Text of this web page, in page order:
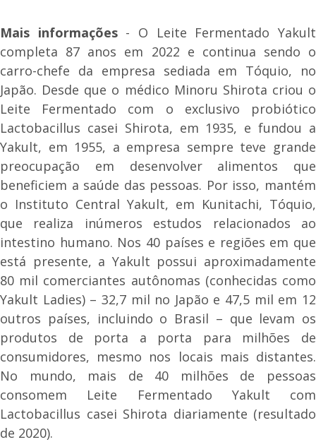
Mais informações- O Leite Fermentado Yakult
completa 87 anos em 2022 e continua sendo o
carro-chefe da empresa sediada em Tóquio, no
Japão. Desde que o médico Minoru Shirota criou o
Leite Fermentado com o exclusivo probiótico
Lactobacillus casei Shirota, em 1935, e fundou a
Yakult, em 1955, a empresa sempre teve grande
preocupação em desenvolver alimentos que
beneficiem a saúde das pessoas. Por isso, mantém
o Instituto Central Yakult, em Kunitachi, Tóquio,
que realiza inúmeros estudos relacionados ao
intestino humano. Nos 40 países e regiões em que
está presente, a Yakult possui aproximadamente
80 mil comerciantes autônomas (conhecidas como
Yakult Ladies) – 32,7 mil no Japão e 47,5 mil em 12
outros países, incluindo o Brasil – que levam os
produtos de porta a porta para milhões de
consumidores, mesmo nos locais mais distantes.
No mundo, mais de 40 milhões de pessoas
consomem Leite Fermentado Yakult com
Lactobacillus casei Shirota diariamente (resultado
de 2020).